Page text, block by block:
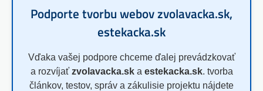
Podporte tvorbu webov zvolavacka.sk,
estekacka.sk
Vďaka vašej podpore chceme ďalej prevádzkovať
a rozvíjať zvolavacka.ska estekacka.sk. tvorba
článkov, testov, správ a zákulisie projektu nájdete